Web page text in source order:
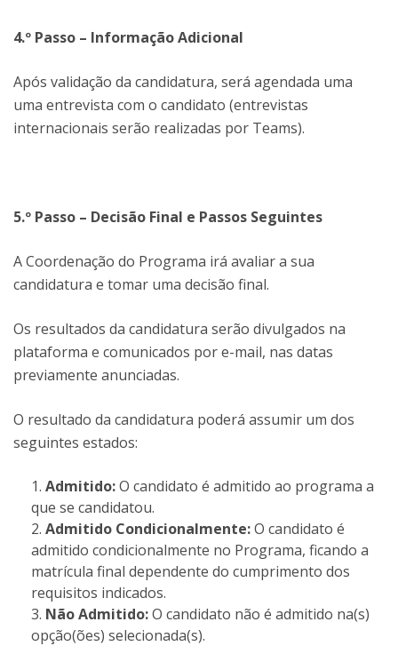
4.º Passo – Informação Adicional
Após validação da candidatura, será agendada uma
uma entrevista com o candidato (entrevistas
internacionais serão realizadas por Teams).
5.º Passo – Decisão Final e Passos Seguintes
A Coordenação do Programa irá avaliar a sua
candidatura e tomar uma decisão final.
Os resultados da candidatura serão divulgados na
plataforma e comunicados por e-mail, nas datas
previamente anunciadas.
O resultado da candidatura poderá assumir um dos
seguintes estados:
Admitido:O candidato é admitido ao programa a
que se candidatou.
Admitido Condicionalmente:O candidato é
admitido condicionalmente no Programa, ficando a
matrícula final dependente do cumprimento dos
requisitos indicados.
Não Admitido:O candidato não é admitido na(s)
opção(ões) selecionada(s).